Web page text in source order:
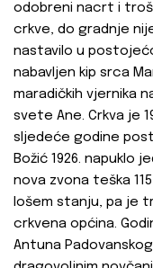
odobreni nacrt i
crkve, do gradnje
nastavilo u
nabavljen kip srca
maradičkih vjernika
svete Ane. Crkva je
sljedeće godine
Božić 1926. napuklo
nova zvona teška
lošem stanju, pa je
crkvena općina.
Antuna